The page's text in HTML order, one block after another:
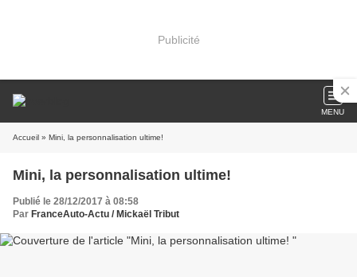
Publicité
MENU
Accueil » Mini, la personnalisation ultime!
Mini, la personnalisation ultime!
Publié le 28/12/2017 à 08:58
Par FranceAuto-Actu / Mickaël Tribut